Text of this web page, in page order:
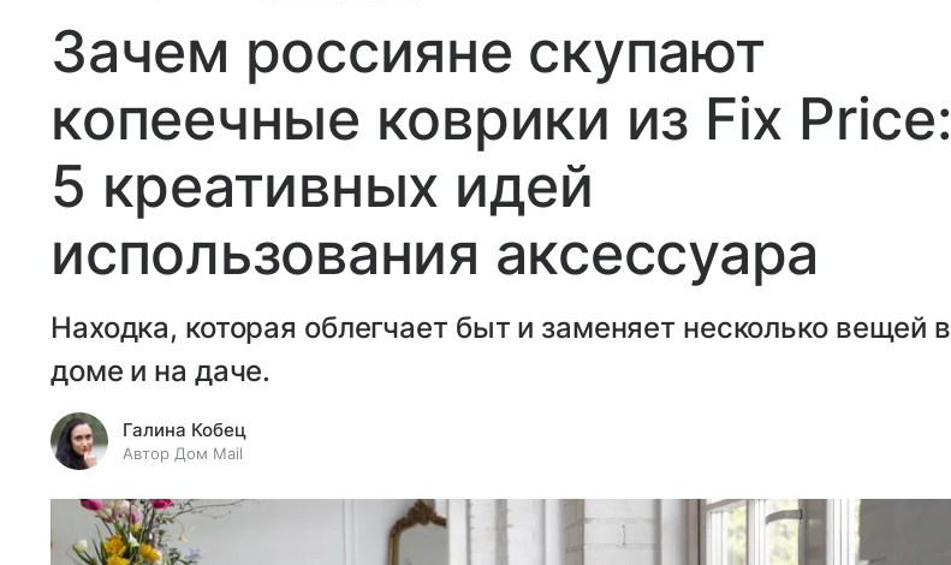
Зачем россияне скупают
копеечные коврики из Fix Price:
5 креативных идей
использования аксессуара
Находка, которая облегчает быт и заменяет несколько вещей в
доме и на даче.
Галина Кобец
Автор Дом Mail